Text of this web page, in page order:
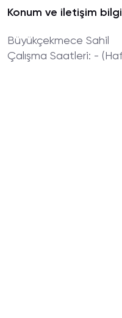
Yolu
Konum ve iletişim
Büyükçekmece Sahil
Çalışma Saatleri: -